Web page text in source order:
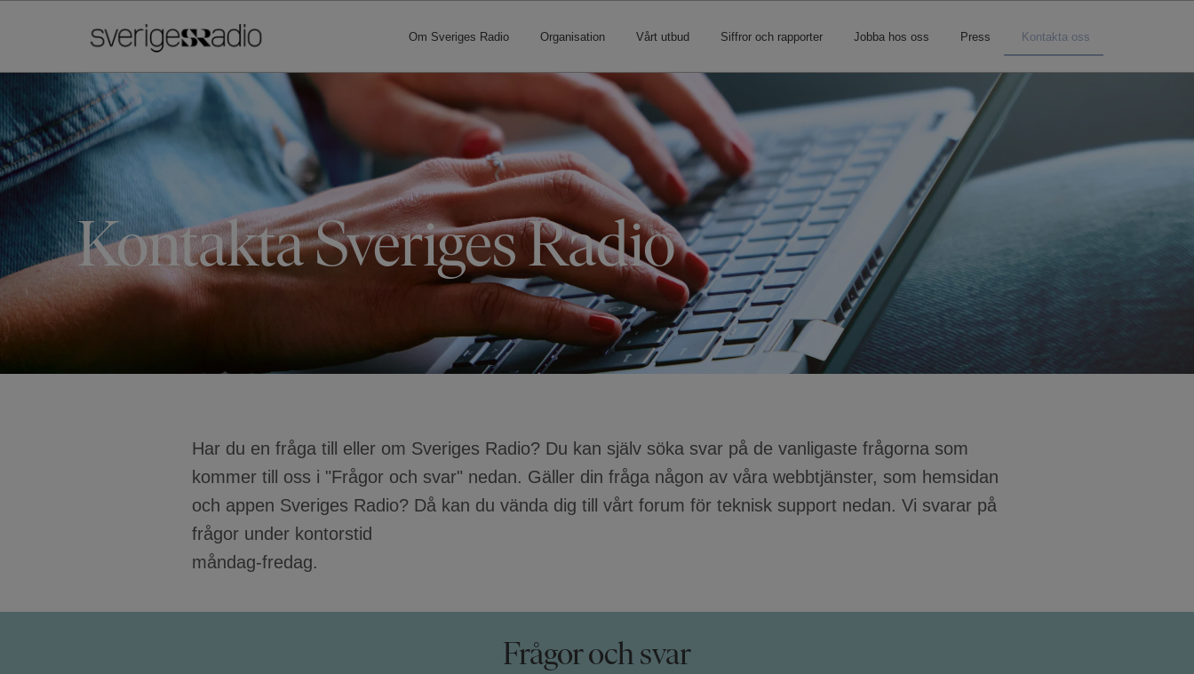
Om Sveriges Radio Organisation Vårt utbud Siffror och rapporter Jobba hos oss Press Kontakta oss
Kontakta Sveriges Radio
Har du en fråga till eller om Sveriges Radio? Du kan själv söka svar på de vanligaste frågorna som
kommer till oss i "Frågor och svar" nedan. Gäller din fråga någon av våra webbtjänster, som hemsidan
och appen Sveriges Radio? Då kan du vända dig till vårt forum för teknisk support nedan. Vi svarar på
frågor under kontorstid
måndag-fredag.
Frågor och svar